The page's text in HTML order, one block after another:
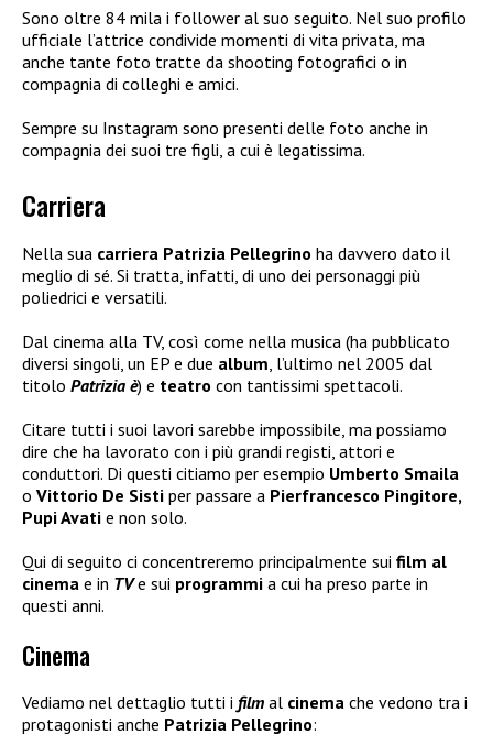
Sono oltre 84 mila i follower al suo seguito. Nel suo profilo
ufficiale l’attrice condivide momenti di vita privata, ma
anche tante foto tratte da shooting fotografici o in
compagnia di colleghi e amici.
Sempre su Instagram sono presenti delle foto anche in
compagnia dei suoi tre figli, a cui è legatissima.
Carriera
Nella sua carriera Patrizia Pellegrino ha davvero dato il
meglio di sé. Si tratta, infatti, di uno dei personaggi più
poliedrici e versatili.
Dal cinema alla TV, così come nella musica (ha pubblicato
diversi singoli, un EP e due album , l’ultimo nel 2005 dal
titolo Patrizia è) e teatro con tantissimi spettacoli.
Citare tutti i suoi lavori sarebbe impossibile, ma possiamo
dire che ha lavorato con i più grandi registi, attori e
conduttori. Di questi citiamo per esempio Umberto Smaila
o Vittorio De Sisti per passare a Pierfrancesco Pingitore,
Pupi Avati e non solo.
Qui di seguito ci concentreremo principalmente sui film al
cinema e in TVe sui programmi a cui ha preso parte in
questi anni.
Cinema
Vediamo nel dettaglio tutti i film al cinema che vedono tra i
protagonisti anche Patrizia Pellegrino: